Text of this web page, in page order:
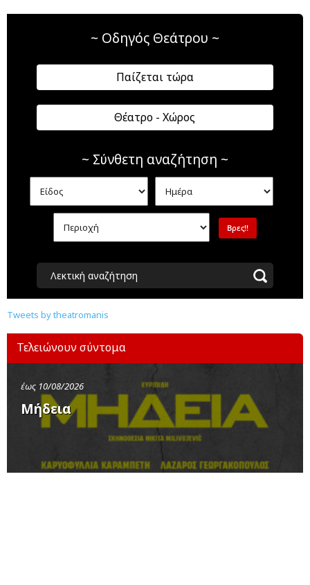
~ Οδηγός Θεάτρου ~
Παίζεται τώρα
Θέατρο - Χώρος
~ Σύνθετη αναζήτηση ~
Λεκτική αναζήτηση
Tweets by theatromanis
Τελειώνουν σύντομα
έως 10/08/2026
Μήδεια